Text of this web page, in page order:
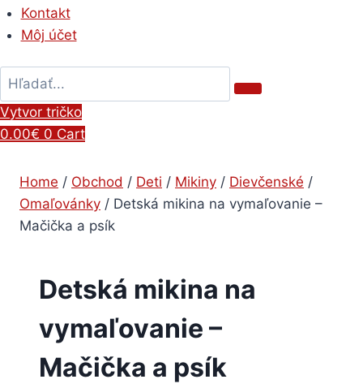
Kontakt
Môj účet
Vytvor tričko
0.00€ 0 Cart
Home / Obchod / Deti / Mikiny / Dievčenské /
Omaľovánky / Detská mikina na vymaľovanie –
Mačička a psík
Detská mikina na
vymaľovanie –
Mačička a psík